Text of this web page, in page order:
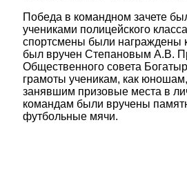
Победа в командном зачете
учениками полицейского
спортсмены были награждены
был вручен Степановым А.В.
Общественного совета
грамоты ученикам, как
занявшим призовые места в
командам были вручены
футбольные мячи.